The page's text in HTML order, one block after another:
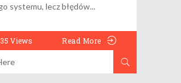
systemu, lecz błędów
Views Read More